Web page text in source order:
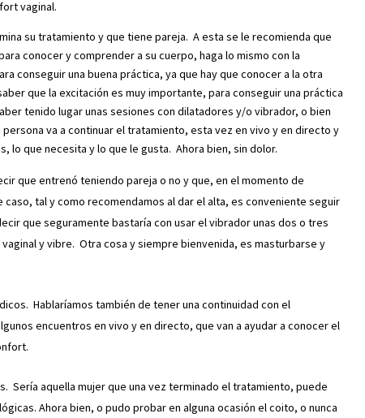
vaginal.
su tratamiento y que tiene pareja. A esta se le recomienda que
conocer y comprender a su cuerpo, haga lo mismo con la
conseguir una buena práctica, ya que hay que conocer a la otra
que la excitación es muy importante, para conseguir una práctica
tenido lugar unas sesiones con dilatadores y/o vibrador, o bien
va a continuar el tratamiento, esta vez en vivo y en directo y
lo que necesita y lo que le gusta. Ahora bien, sin dolor.
que entrenó teniendo pareja o no y que, en el momento de
tal y como recomendamos al dar el alta, es conveniente seguir
que seguramente bastaría con usar el vibrador unas dos o tres
y vibre. Otra cosa y siempre bienvenida, es masturbarse y
Hablaríamos también de tener una continuidad con el
encuentros en vivo y en directo, que van a ayudar a conocer el
Sería aquella mujer que una vez terminado el tratamiento, puede
Ahora bien, o pudo probar en alguna ocasión el coito, o nunca